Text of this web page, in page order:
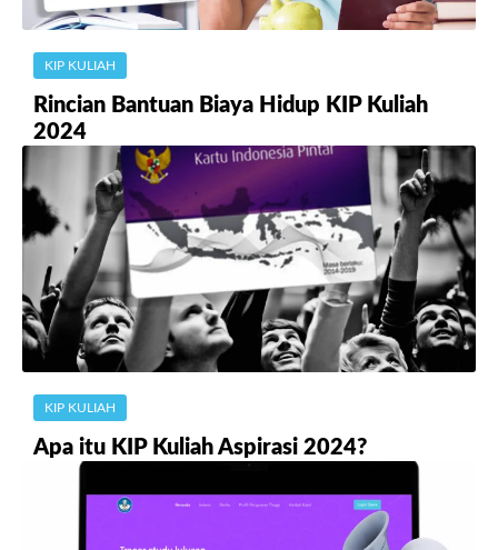
KIP KULIAH
Rincian Bantuan Biaya Hidup KIP Kuliah
2024
KIP KULIAH
Apa itu KIP Kuliah Aspirasi 2024?